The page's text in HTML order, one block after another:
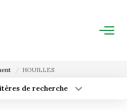
HOUILLES
de recherche